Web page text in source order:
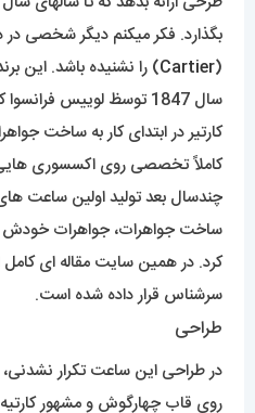
یه ایده پردازی زیبا، یک طرح
طرحی ارائه بدهد که تا سالهای
بگذارد. فکر میکنم دیگر شخصی در
(
Cartier ) را نشنیده باشد. این
سال 1847 توسظ لوییس
کارتیر در ابتدای کار به ساخت
کاملاً تخصصی روی اکسسوری هایی
چندسال بعد تولید اولین ساعت های
ساخت جواهرات، جواهرات خودش
کرد. در همین سایت مقاله ای کامل
سرشناس قرار داده شده است.
طراحی